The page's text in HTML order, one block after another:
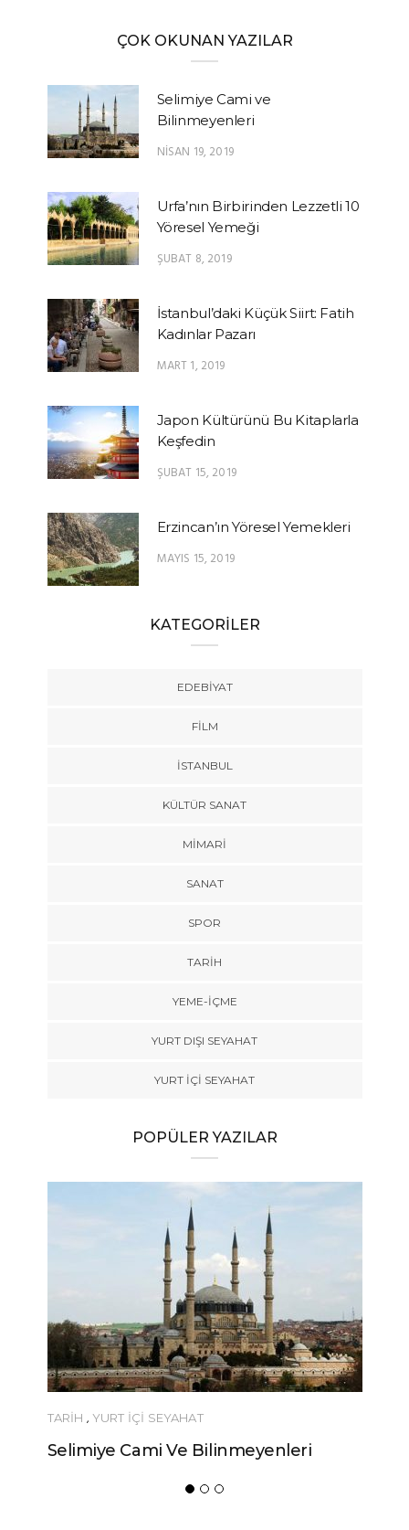
ÇOK OKUNAN YAZILAR
Selimiye Cami ve
Bilinmeyenleri
NISAN 19, 2019
Urfa’nın Birbirinden Lezzetli 10
Yöresel Yemeği
ŞUBAT 8, 2019
İstanbul’daki Küçük Siirt: Fatih
Kadınlar Pazarı
MART 1, 2019
Japon Kültürünü Bu Kitaplarla
Keşfedin
ŞUBAT 15, 2019
Erzincan’ın Yöresel Yemekleri
MAYIS 15, 2019
KATEGORİLER
EDEBIYAT
FILM
İSTANBUL
KÜLTÜR SANAT
MIMARI
SANAT
SPOR
TARİH
YEME-İÇME
YURT DIŞI SEYAHAT
YURT İÇİ SEYAHAT
POPÜLER YAZILAR
TARİH , YURT İÇİ SEYAHAT
Selimiye Cami Ve Bilinmeyenleri